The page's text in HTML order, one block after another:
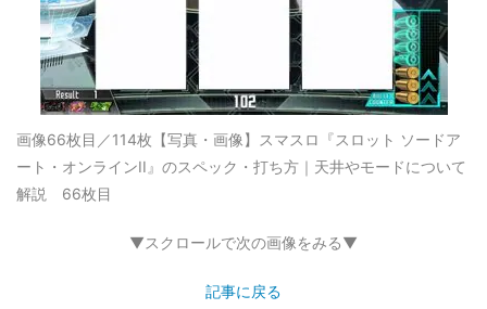
画像66枚目／114枚 【写真・画像】スマスロ『スロット ソードア
ート・オンラインII』のスペック・打ち方｜天井やモードについて
解説 66枚目
▼スクロールで次の画像をみる▼
記事に戻る